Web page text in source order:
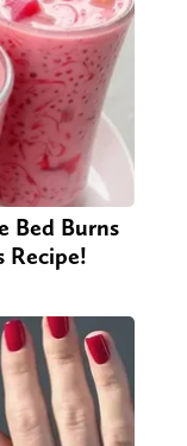
Bed Burns
Recipe!